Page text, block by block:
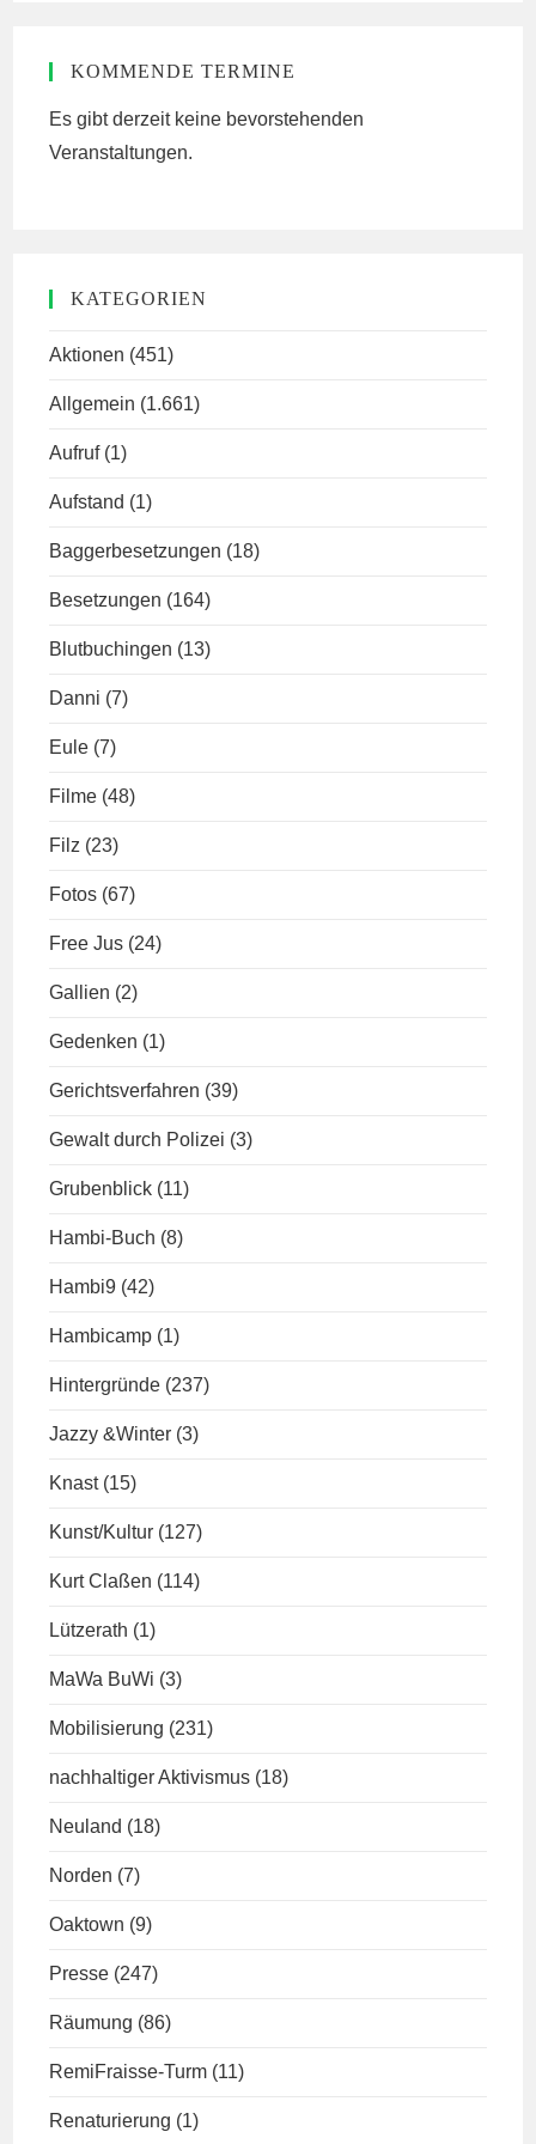
KOMMENDE TERMINE
Es gibt derzeit keine bevorstehenden
Veranstaltungen.
KATEGORIEN
Aktionen (451)
Allgemein (1.661)
Aufruf (1)
Aufstand (1)
Baggerbesetzungen (18)
Besetzungen (164)
Blutbuchingen (13)
Danni (7)
Eule (7)
Filme (48)
Filz (23)
Fotos (67)
Free Jus (24)
Gallien (2)
Gedenken (1)
Gerichtsverfahren (39)
Gewalt durch Polizei (3)
Grubenblick (11)
Hambi-Buch (8)
Hambi9 (42)
Hambicamp (1)
Hintergründe (237)
Jazzy &Winter (3)
Knast (15)
Kunst/Kultur (127)
Kurt Claßen (114)
Lützerath (1)
MaWa BuWi (3)
Mobilisierung (231)
nachhaltiger Aktivismus (18)
Neuland (18)
Norden (7)
Oaktown (9)
Presse (247)
Räumung (86)
RemiFraisse-Turm (11)
Renaturierung (1)